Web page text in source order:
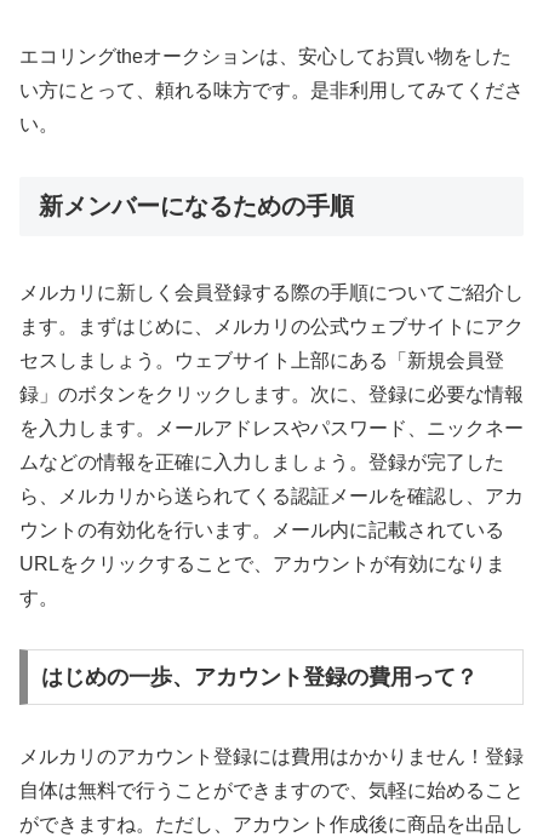
エコリングtheオークションは、安心してお買い物をした
い方にとって、頼れる味方です。是非利用してみてくださ
い。
新メンバーになるための手順
メルカリに新しく会員登録する際の手順についてご紹介し
ます。まずはじめに、メルカリの公式ウェブサイトにアク
セスしましょう。ウェブサイト上部にある「新規会員登
録」のボタンをクリックします。次に、登録に必要な情報
を入力します。メールアドレスやパスワード、ニックネー
ムなどの情報を正確に入力しましょう。登録が完了した
ら、メルカリから送られてくる認証メールを確認し、アカ
ウントの有効化を行います。メール内に記載されている
URLをクリックすることで、アカウントが有効になりま
す。
はじめの一歩、アカウント登録の費用って？
メルカリのアカウント登録には費用はかかりません！登録
自体は無料で行うことができますので、気軽に始めること
ができますね。ただし、アカウント作成後に商品を出品し